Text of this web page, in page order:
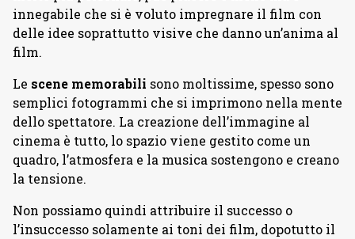
innegabile che si è voluto impregnare il film con
delle idee soprattutto visive che danno un’anima al
film.
Le scene memorabili sono moltissime, spesso sono
semplici fotogrammi che si imprimono nella mente
dello spettatore. La creazione dell’immagine al
cinema è tutto, lo spazio viene gestito come un
quadro, l’atmosfera e la musica sostengono e creano
la tensione.
Non possiamo quindi attribuire il successo o
l’insuccesso solamente ai toni dei film, dopotutto il